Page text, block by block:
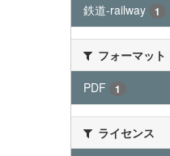
鉄道-railway 1
フォーマット
PDF
1
ライセンス